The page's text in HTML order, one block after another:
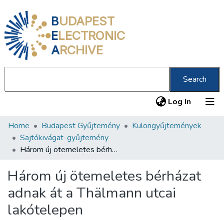
BUDAPEST
ELECTRONIC
ARCHIVE
Search
Log In (current)
Communities & Collections
All of DSpace
About us
Home Budapest Gyűjtemény
Különgyűjtemények
Sajtókivágat-gyűjtemény
Három új ötemeletes bérházat adnak át a Thälmann utcai lakótelepen
Három új ötemeletes bérházat
adnak át a Thälmann utcai
lakótelepen